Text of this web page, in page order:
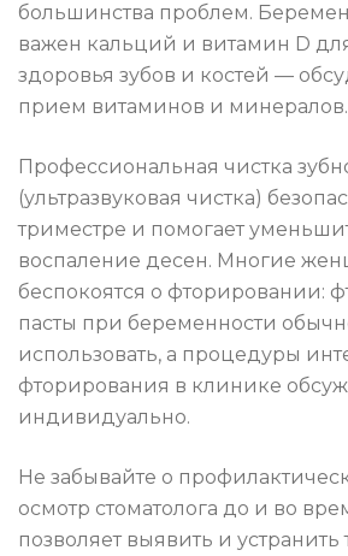
большинства проблем.
важен кальций и витамин D
здоровья зубов и костей —
прием витаминов и минералов.
Профессиональная чистка
(ультразвуковая чистка)
триместре и помогает
воспаление десен. Многие
беспокоятся о фторировании:
пасты при беременности
использовать, а процедуры
фторирования в клинике
индивидуально.
Не забывайте о
осмотр стоматолога до и во
позволяет выявить и устранить